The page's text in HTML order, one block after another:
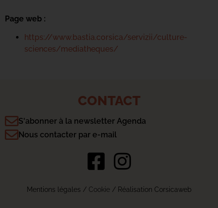
Page web :
https://www.bastia.corsica/servizii/culture-
sciences/mediatheques/
CONTACT
S'abonner à la newsletter Agenda
Nous contacter par e-mail
Mentions légales / Cookie/ Réalisation Corsicaweb